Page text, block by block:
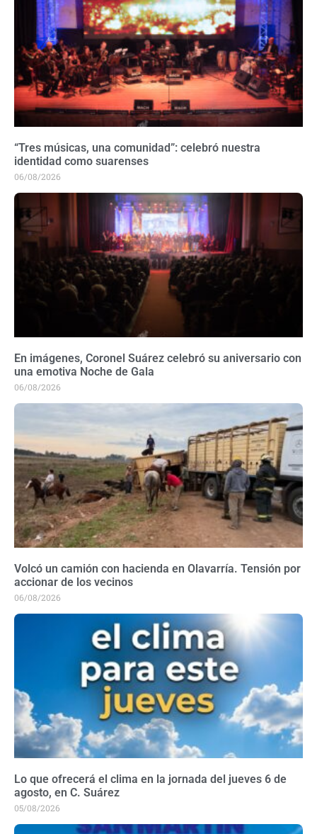
“Tres músicas, una comunidad”: celebró nuestra
identidad como suarenses
06/08/2026
En imágenes, Coronel Suárez celebró su aniversario con
una emotiva Noche de Gala
06/08/2026
Volcó un camión con hacienda en Olavarría. Tensión por
accionar de los vecinos
06/08/2026
Lo que ofrecerá el clima en la jornada del jueves 6 de
agosto, en C. Suárez
05/08/2026